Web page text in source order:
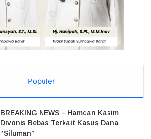
Populer
BREAKING NEWS – Hamdan Kasim
Divonis Bebas Terkait Kasus Dana
“Siluman”